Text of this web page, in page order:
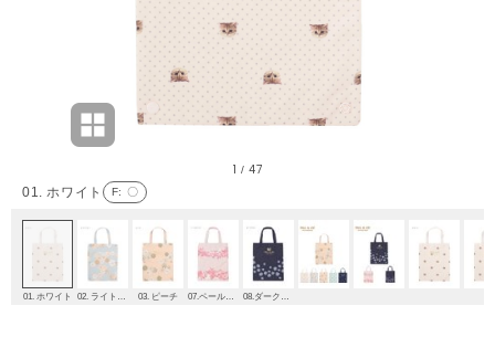
01. ホワイト F: 〇
1 /47
01. ホワイト 03. ピーチ